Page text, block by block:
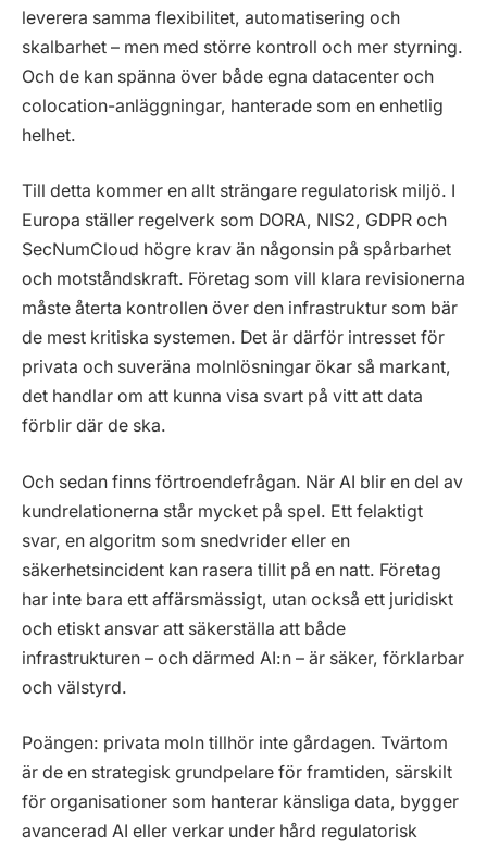
leverera samma flexibilitet, automatisering och
skalbarhet – men med större kontroll och mer styrning.
Och de kan spänna över både egna datacenter och
colocation-anläggningar, hanterade som en enhetlig
helhet.
Till detta kommer en allt strängare regulatorisk miljö. I
Europa ställer regelverk som DORA, NIS2, GDPR och
SecNumCloud högre krav än någonsin på spårbarhet
och motståndskraft. Företag som vill klara revisionerna
måste återta kontrollen över den infrastruktur som bär
de mest kritiska systemen. Det är därför intresset för
privata och suveräna molnlösningar ökar så markant,
det handlar om att kunna visa svart på vitt att data
förblir där de ska.
Och sedan finns förtroendefrågan. När AI blir en del av
kundrelationerna står mycket på spel. Ett felaktigt
svar, en algoritm som snedvrider eller en
säkerhetsincident kan rasera tillit på en natt. Företag
har inte bara ett affärsmässigt, utan också ett juridiskt
och etiskt ansvar att säkerställa att både
infrastrukturen – och därmed AI:n – är säker, förklarbar
och välstyrd.
Poängen: privata moln tillhör inte gårdagen. Tvärtom
är de en strategisk grundpelare för framtiden, särskilt
för organisationer som hanterar känsliga data, bygger
avancerad AI eller verkar under hård regulatorisk